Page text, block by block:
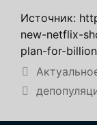
Источник:
new-netflix-
plan-for-
Рубрики
Метки